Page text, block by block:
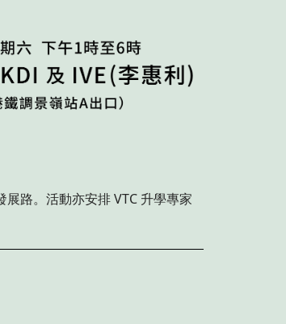
展路。活動亦安排 VTC 升學專家